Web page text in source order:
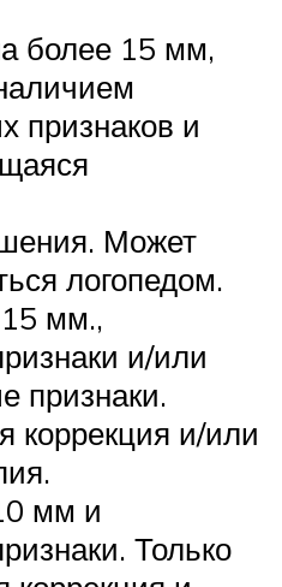
более 15 мм,
признаков и
Может
логопедом.
мм.,
и/или
признаки.
коррекция и/или
мм и
Только